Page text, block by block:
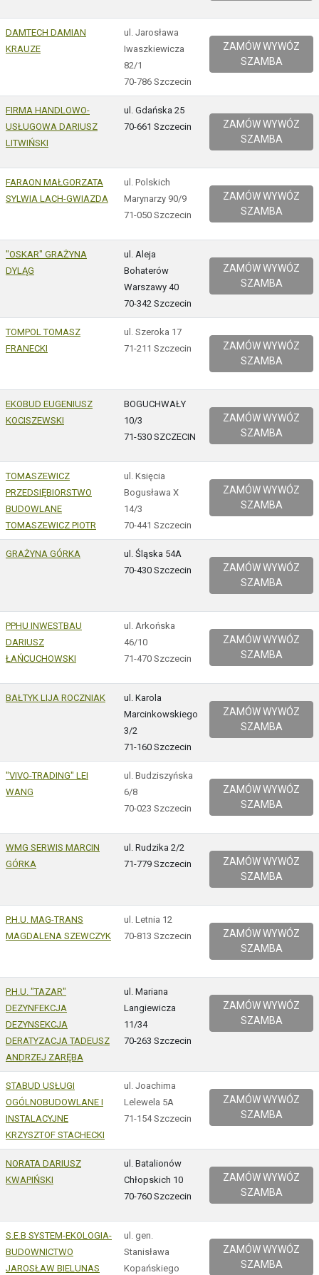
DAMTECH DAMIAN
KRAUZE
ul. Jarosława
Iwaszkiewicza
82/1
70-786 Szczecin
ZAMÓW WYWÓZ
SZAMBA
FIRMA HANDLOWO-
USŁUGOWA DARIUSZ
LITWIŃSKI
ul. Gdańska 25
70-661 Szczecin
ZAMÓW WYWÓZ
SZAMBA
FARAON MAŁGORZATA
SYLWIA LACH-GWIAZDA
ul. Polskich
Marynarzy 90/9
71-050 Szczecin
ZAMÓW WYWÓZ
SZAMBA
"OSKAR" GRAŻYNA
DYLĄG
ul. Aleja
Bohaterów
Warszawy 40
70-342 Szczecin
ZAMÓW WYWÓZ
SZAMBA
TOMPOL TOMASZ
FRANECKI
ul. Szeroka 17
71-211 Szczecin
ZAMÓW WYWÓZ
SZAMBA
EKOBUD EUGENIUSZ
KOCISZEWSKI
BOGUCHWAŁY
10/3
71-530 SZCZECIN
ZAMÓW WYWÓZ
SZAMBA
TOMASZEWICZ
PRZEDSIĘBIORSTWO
BUDOWLANE
TOMASZEWICZ PIOTR
ul. Księcia
Bogusława X
14/3
70-441 Szczecin
ZAMÓW WYWÓZ
SZAMBA
GRAŻYNA GÓRKA
ul. Śląska 54A
70-430 Szczecin
ZAMÓW WYWÓZ
SZAMBA
PPHU INWESTBAU
DARIUSZ
ŁAŃCUCHOWSKI
ul. Arkońska
46/10
71-470 Szczecin
ZAMÓW WYWÓZ
SZAMBA
BAŁTYK LIJA ROCZNIAK
ul. Karola
Marcinkowskiego
3/2
71-160 Szczecin
ZAMÓW WYWÓZ
SZAMBA
"VIVO-TRADING" LEI
WANG
ul. Budziszyńska
6/8
70-023 Szczecin
ZAMÓW WYWÓZ
SZAMBA
WMG SERWIS MARCIN
GÓRKA
ul. Rudzika 2/2
71-779 Szczecin
ZAMÓW WYWÓZ
SZAMBA
P.H.U. MAG-TRANS
MAGDALENA SZEWCZYK
ul. Letnia 12
70-813 Szczecin
ZAMÓW WYWÓZ
SZAMBA
P.H.U. "TAZAR"
DEZYNFEKCJA
DEZYNSEKCJA
DERATYZACJA TADEUSZ
ANDRZEJ ZARĘBA
ul. Mariana
Langiewicza
11/34
70-263 Szczecin
ZAMÓW WYWÓZ
SZAMBA
STABUD USŁUGI
OGÓLNOBUDOWLANE I
INSTALACYJNE
KRZYSZTOF STACHECKI
ul. Joachima
Lelewela 5A
71-154 Szczecin
ZAMÓW WYWÓZ
SZAMBA
NORATA DARIUSZ
KWAPIŃSKI
ul. Batalionów
Chłopskich 10
70-760 Szczecin
ZAMÓW WYWÓZ
SZAMBA
S.E.B SYSTEM-EKOLOGIA-
BUDOWNICTWO
JAROSŁAW BIELUNAS
ul. gen.
Stanisława
Kopańskiego
ZAMÓW WYWÓZ
SZAMBA